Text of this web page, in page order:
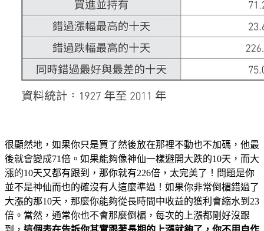
很顯然地，如果你只是買了然後放在那裡不動也不加碼，他最
後就會變成71倍。如果能夠像神仙一樣避開大跌的10天，而大
漲的10天又都有跟到，那你就有226倍，太完美了！問題是你
並不是神仙而也的確沒有人這麼準過！如果你非常倒楣錯過了
大漲的那10天，那麼你能夠從長時間中收益的獲利會縮水到23
倍。當然，通常你也不會那麼倒楣，每次的上漲都剛好沒跟